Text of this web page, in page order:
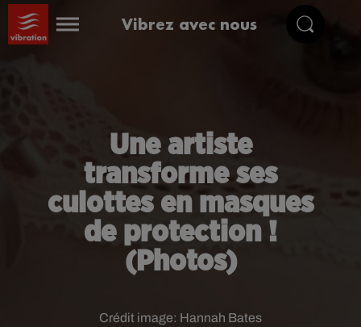
Vibrez avec nous
Une artiste
transforme ses
culottes en masques
de protection !
(Photos)
Crédit image: Hannah Bates